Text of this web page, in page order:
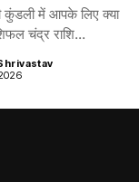
में आपके लिए क्या
चंद्र राशि...